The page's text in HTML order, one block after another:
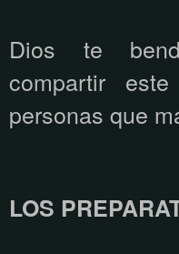
Dios te
compartir
personas que
LOS